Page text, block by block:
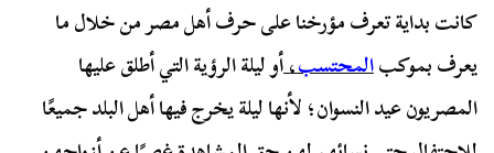
كانت بداية تعرف مؤرخنا على حرف أهل مصر من خلال ما
يعرف بموكبالمحتسب،أو ليلة الرؤية التي أطلق عليها
المصريون عيد النسوان؛ لأنها ليلة يخرج فيها أهل البلد جميعًا